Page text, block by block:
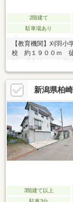
2階建て
駐車場あり
【教育機関】刈羽
校 約１９００ｍ 徒
条件】・シロアリ防
産会社独自） ～リ
●システムキッチン
浄便座トイレ交換フ
替給湯器交換インタ
新潟県柏
3階建て以上